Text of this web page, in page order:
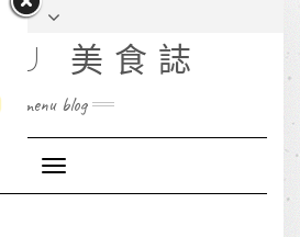
美食誌
menu blog
Toggle
Navigation